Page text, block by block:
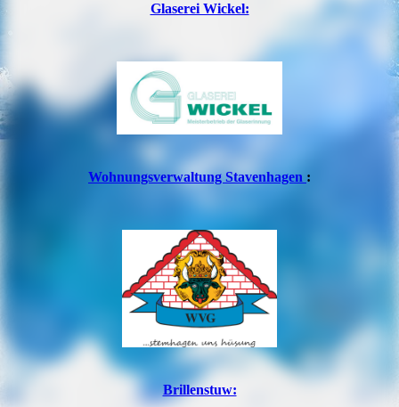
Glaserei Wickel:
Wohnungsverwaltung Stavenhagen :
Brillenstuw: